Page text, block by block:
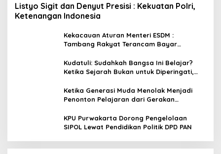
Listyo Sigit dan Denyut Presisi : Kekuatan Polri,
Ketenangan Indonesia
Kekacauan Aturan Menteri ESDM :
Tambang Rakyat Terancam Bayar
Kudatuli: Sudahkah Bangsa Ini Belajar?
Ketika Sejarah Bukan untuk Diperingati,
Ketika Generasi Muda Menolak Menjadi
Penonton Pelajaran dari Gerakan
KPU Purwakarta Dorong Pengelolaan
SIPOL Lewat Pendidikan Politik DPD PAN